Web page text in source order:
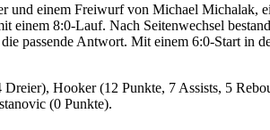
und einem Freiwurf von Michael
8:0-Lauf. Nach Seitenwechsel
passende Antwort. Mit einem 6:0-Start in
Hooker (12 Punkte, 7 Assists, 5
(0 Punkte).